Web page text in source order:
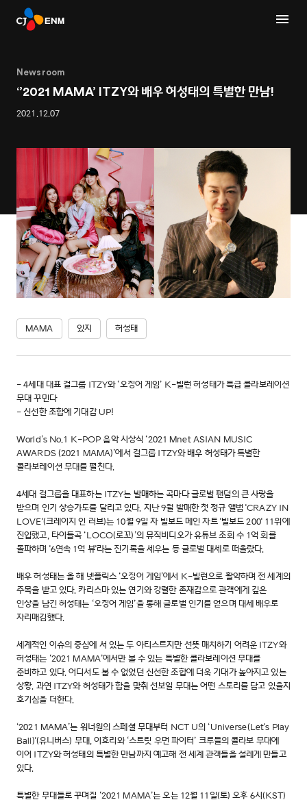
Newsroom
‘’2021 MAMA’ ITZY와 배우 허성태의 특별한 만남!
2021.12.07
MAMA 있지 허성태
- 4세대 대표 걸그룹 ITZY와 ‘오징어 게임’ K-빌런 허성태가 특급 콜라보레이션
무대 꾸민다
- 신선한 조합에 기대감 UP!
World’s No.1 K-POP 음악 시상식 ‘2021 Mnet ASIAN MUSIC
AWARDS (2021 MAMA)’에서 걸그룹 ITZY와 배우 허성태가 특별한
콜라보레이션 무대를 펼친다.
4세대 걸그룹을 대표하는 ITZY는 발매하는 곡마다 글로벌 팬덤의 큰 사랑을
받으며 인기 상승가도를 달리고 있다. 지난 9월 발매한 첫 정규 앨범 'CRAZY IN
LOVE'(크레이지 인 러브)는 10월 9일 자 빌보드 메인 차트 '빌보드 200' 11위에
진입했고, 타이틀곡 ‘LOCO(로꼬)’의 뮤직비디오가 유튜브 조회 수 1억 회를
돌파하며 '6연속 1억 뷰'라는 진기록을 세우는 등 글로벌 대세로 떠올랐다.
배우 허성태는 올 해 넷플릭스 ‘오징어 게임’에서 K-빌런으로 활약하며 전 세계의
주목을 받고 있다. 카리스마 있는 연기와 강렬한 존재감으로 관객에게 깊은
인상을 남긴 허성태는 ‘오징어 게임’을 통해 글로벌 인기를 얻으며 대세 배우로
자리매김했다.
세계적인 이슈의 중심에 서 있는 두 아티스트지만 선뜻 매치하기 어려운 ITZY와
허성태는 ‘2021 MAMA’에서만 볼 수 있는 특별한 콜라보레이션 무대를
준비하고 있다. 어디서도 볼 수 없었던 신선한 조합에 더욱 기대가 높아지고 있는
상황. 과연 ITZY와 허성태가 합을 맞춰 선보일 무대는 어떤 스토리를 담고 있을지
호기심을 더한다.
‘2021 MAMA’는 워너원의 스페셜 무대부터 NCT U의 ‘Universe(Let's Play
Ball)'(유니버스) 무대, 이효리와 ‘스트릿 우먼 파이터’ 크루들의 콜라보 무대에
이어 ITZY와 허성태의 특별한 만남까지 예고해 전 세계 관객들을 설레게 만들고
있다.
특별한 무대들로 꾸며질 ‘2021 MAMA’는 오는 12월 11일(토) 오후 6시(KST)